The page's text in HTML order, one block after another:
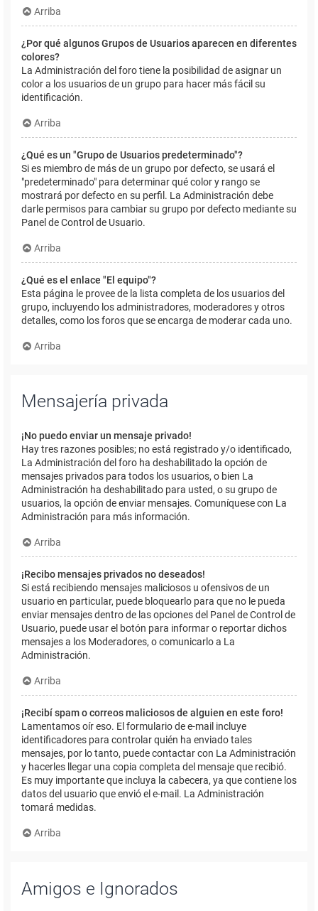
Arriba
¿Por qué algunos Grupos de Usuarios aparecen en diferentes
colores?
La Administración del foro tiene la posibilidad de asignar un
color a los usuarios de un grupo para hacer más fácil su
identificación.
Arriba
¿Qué es un "Grupo de Usuarios predeterminado"?
Si es miembro de más de un grupo por defecto, se usará el
"predeterminado" para determinar qué color y rango se
mostrará por defecto en su perfil. La Administración debe
darle permisos para cambiar su grupo por defecto mediante su
Panel de Control de Usuario.
Arriba
¿Qué es el enlace "El equipo"?
Esta página le provee de la lista completa de los usuarios del
grupo, incluyendo los administradores, moderadores y otros
detalles, como los foros que se encarga de moderar cada uno.
Arriba
Mensajería privada
¡No puedo enviar un mensaje privado!
Hay tres razones posibles; no está registrado y/o identificado,
La Administración del foro ha deshabilitado la opción de
mensajes privados para todos los usuarios, o bien La
Administración ha deshabilitado para usted, o su grupo de
usuarios, la opción de enviar mensajes. Comuníquese con La
Administración para más información.
Arriba
¡Recibo mensajes privados no deseados!
Si está recibiendo mensajes maliciosos u ofensivos de un
usuario en particular, puede bloquearlo para que no le pueda
enviar mensajes dentro de las opciones del Panel de Control de
Usuario, puede usar el botón para informar o reportar dichos
mensajes a los Moderadores, o comunicarlo a La
Administración.
Arriba
¡Recibí spam o correos maliciosos de alguien en este foro!
Lamentamos oír eso. El formulario de e-mail incluye
identificadores para controlar quién ha enviado tales
mensajes, por lo tanto, puede contactar con La Administración
y hacerles llegar una copia completa del mensaje que recibió.
Es muy importante que incluya la cabecera, ya que contiene los
datos del usuario que envió el e-mail. La Administración
tomará medidas.
Arriba
Amigos e Ignorados